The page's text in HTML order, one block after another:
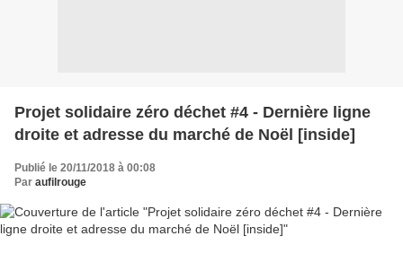
Projet solidaire zéro déchet #4 - Dernière ligne
droite et adresse du marché de Noël [inside]
Publié le 20/11/2018 à 00:08
Par aufilrouge